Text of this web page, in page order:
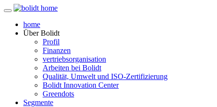
home
ÜberBolidt
Profil
Finanzen
vertriebsorganisation
Arbeiten bei Bolidt
Qualität, Umwelt und ISO-Zertifizierung
Bolidt Innovation Center
Greendots
Segmente